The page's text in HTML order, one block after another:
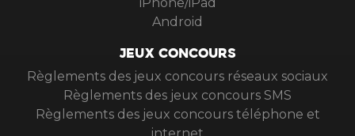
Android
JEUX CONCOURS
Règlements des jeux concours réseaux sociaux
Règlements des jeux concours SMS
Règlements des jeux concours téléphone et